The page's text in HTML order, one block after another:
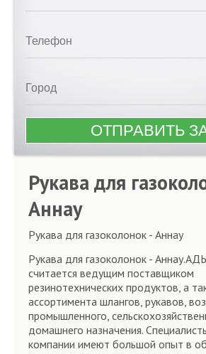
Рукава для
Аннау
Рукава для газоколонок - Аннау
Рукава для газоколонок -
считается ведущим поставщиком
резинотехнических продуктов, а
ассортимента шлангов, рукавов,
промышленного,
домашнего назначения.
компании имеют большой опыт в